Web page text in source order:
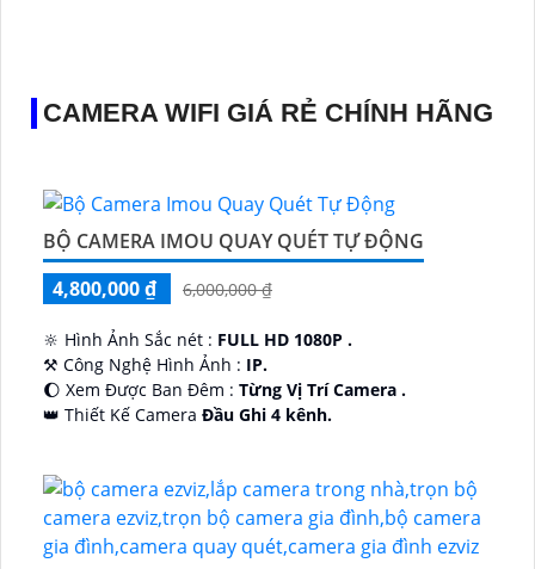
CAMERA WIFI GIÁ RẺ CHÍNH HÃNG
BỘ CAMERA IMOU QUAY QUÉT TỰ ĐỘNG
4,800,000 ₫
6,000,000 ₫
🔆 Hình Ảnh Sắc nét : FULL HD 1080P .
⚒ Công Nghệ Hình Ảnh : IP.
🌔 Xem Được Ban Đêm : Từng Vị Trí Camera .
👑 Thiết Kế Camera Đầu Ghi 4 kênh.